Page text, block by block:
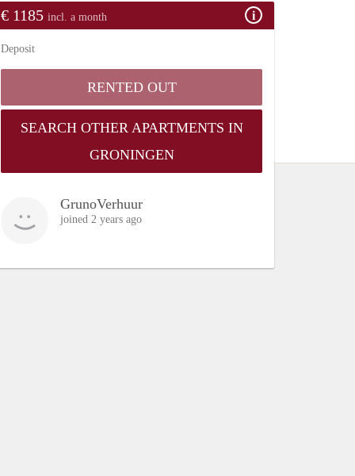
€ 1185 incl. a month
Deposit
RENTED OUT
SEARCH OTHER APARTMENTS IN
GRONINGEN
GrunoVerhuur
joined 2 years ago